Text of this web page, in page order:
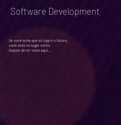
Se você acha que só App é o futuro,
você está no lugar certo!
Depois de ler volte aqui...
Software Development